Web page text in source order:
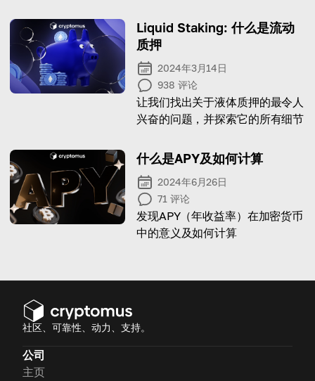
easily in just a few steps.
Liquid Staking: 什么是流动
质押
2024年3月14日
938 评论
让我们找出关于液体质押的最令人
兴奋的问题，并探索它的所有细节
什么是APY及如何计算
2024年6月26日
71 评论
发现APY（年收益率）在加密货币
中的意义及如何计算
社区、可靠性、动力、支持。
公司
主页